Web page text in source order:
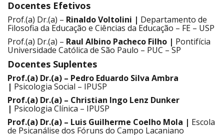
Docentes Efetivos
Prof.(a) Dr.(a) – Rinaldo Voltolini | Departamento de
Filosofia da Educação e Ciências da Educação – FE – USP
Prof.(a) Dr.(a) – Raul Albino Pacheco Filho | Pontifícia
Universidade Católica de São Paulo – PUC – SP
Docentes Suplentes
Prof.(a) Dr.(a) – Pedro Eduardo Silva Ambra
| Psicologia Social – IPUSP
Prof.(a) Dr.(a) – Christian Ingo Lenz Dunker
| Psicologia Clínica – IPUSP
Prof.(a) Dr.(a) – Luis Guilherme Coelho Mola | Escola
de Psicanálise dos Fóruns do Campo Lacaniano